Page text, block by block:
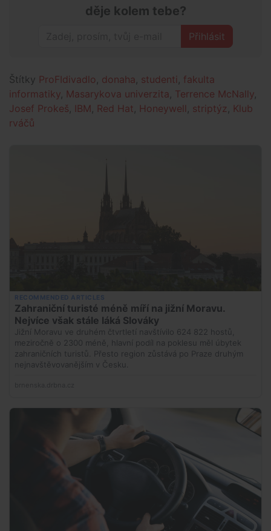
děje kolem tebe?
Přihlásit
Štítky ProFIdivadlo , donaha, studenti , fakulta
informatiky, Masarykova univerzita, Terrence McNally,
Josef Prokeš, IBM, Red Hat, Honeywell , striptýz, Klub
rváčů